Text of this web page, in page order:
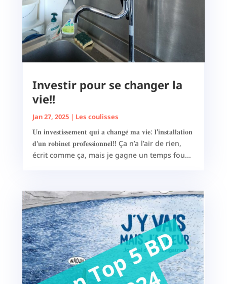
Investir pour se changer la
vie!!
Jan 27, 2025| Les coulisses
𝐔𝐧 𝐢𝐧𝐯𝐞𝐬𝐭𝐢𝐬𝐬𝐞𝐦𝐞𝐧𝐭 𝐪𝐮𝐢 𝐚 𝐜𝐡𝐚𝐧𝐠𝐞́ 𝐦𝐚 𝐯𝐢𝐞: 𝐥'𝐢𝐧𝐬𝐭𝐚𝐥𝐥𝐚𝐭𝐢𝐨𝐧
𝐝'𝐮𝐧 𝐫𝐨𝐛𝐢𝐧𝐞𝐭 𝐩𝐫𝐨𝐟𝐞𝐬𝐬𝐢𝐨𝐧𝐧𝐞𝐥!! Ça n’a l’air de rien,
écrit comme ça, mais je gagne un temps fou...